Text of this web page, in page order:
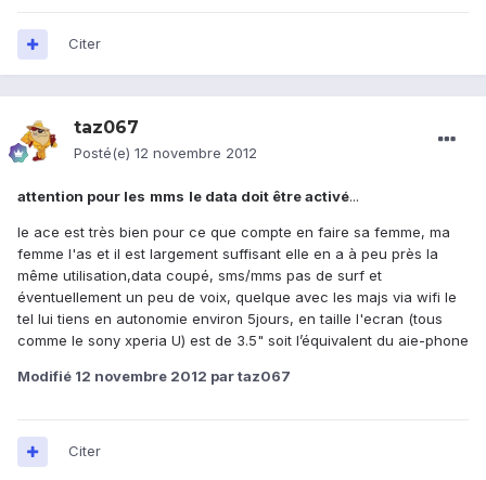
Citer
taz067
Posté(e) 12 novembre 2012
attention pour les mms le data doit être activé...
le ace est très bien pour ce que compte en faire sa femme, ma
femme l'as et il est largement suffisant elle en a à peu près la
même utilisation,data coupé, sms/mms pas de surf et
éventuellement un peu de voix, quelque avec les majs via wifi le
tel lui tiens en autonomie environ 5jours, en taille l'ecran (tous
comme le sony xperia U) est de 3.5" soit l’équivalent du aie-phone
Modifié 12 novembre 2012 par taz067
Citer